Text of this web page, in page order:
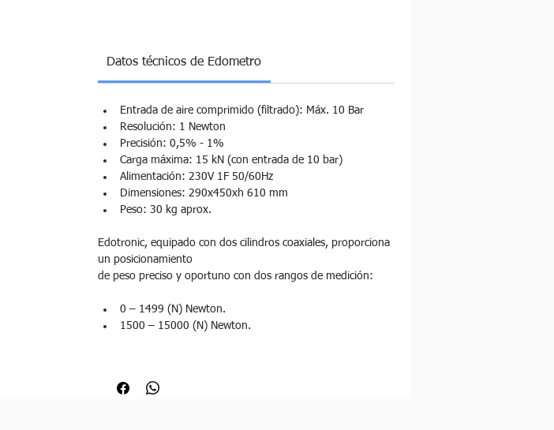
Datos técnicos de Edometro
Entrada de aire comprimido (filtrado): Máx. 10 Bar
Resolución: 1 Newton
Precisión: 0,5% - 1%
Carga máxima: 15 kN (con entrada de 10 bar)
Alimentación: 230V 1F 50/60Hz
Dimensiones: 290x450xh 610 mm
Peso: 30 kg aprox.
Edotronic, equipado con dos cilindros coaxiales, proporciona
un posicionamiento
de peso preciso y oportuno con dos rangos de medición:
0 – 1499 (N) Newton.
1500 – 15000 (N) Newton.